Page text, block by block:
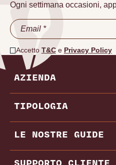
Ogni settimana occasioni,
Accetto T&Ce Privacy Policy
AZIENDA
CHI SIAMO
VADEMECUM VINODOO
ENOWEB
VENDI CON NOI
TIPOLOGIA
AGLIANICO
AMARONE
BAROLO
LE NOSTRE GUIDE
MIGLIORI PRODUTTORI E